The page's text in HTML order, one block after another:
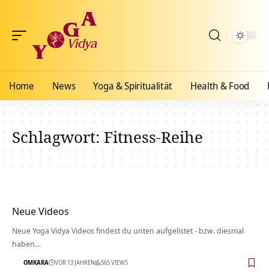
Home News Yoga & Spiritualität Health & Food
Schlagwort:Fitness-Reihe
Neue Videos
Neue Yoga Vidya Videos findest du unten aufgelistet - bzw. diesmal
haben…
OMKARA VOR 13 JAHREN 565 VIEWS